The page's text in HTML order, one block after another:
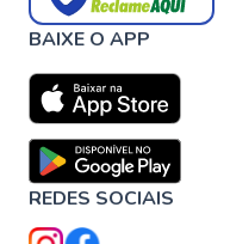
BAIXE O APP
REDES SOCIAIS